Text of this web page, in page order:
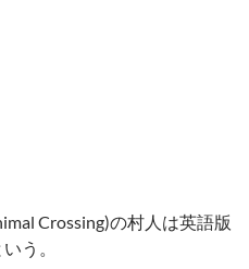
Crossing)の村人は英語版
う。